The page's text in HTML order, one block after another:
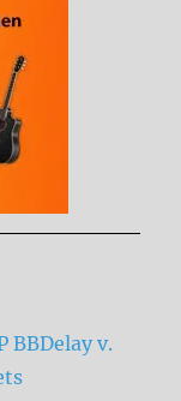
BBDelay v.